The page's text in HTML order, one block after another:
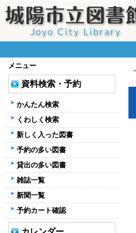
メニュー
資料検索・予約
かんたん検索
くわしく検索
新しく入った図書
予約の多い図書
貸出の多い図書
雑誌一覧
新聞一覧
予約カート確認